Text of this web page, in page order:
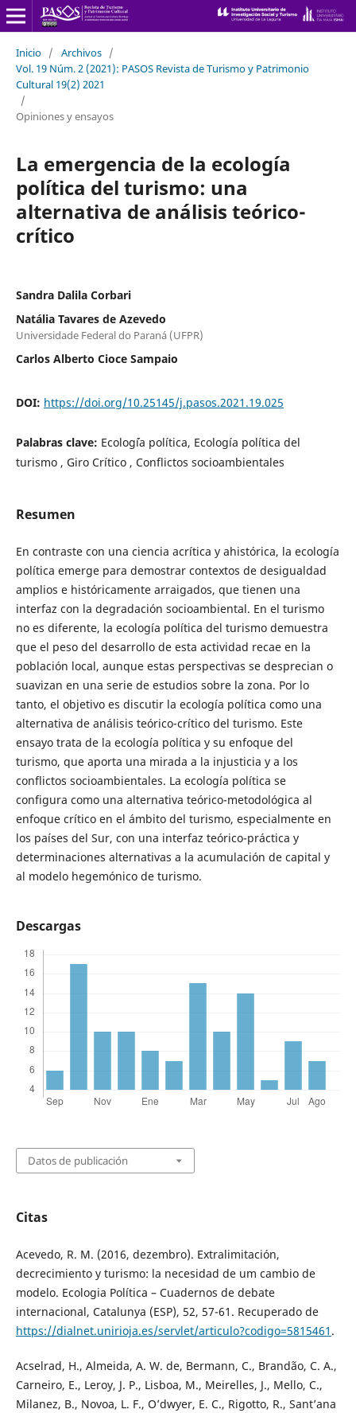
Inicio / Archivos /
Vol. 19 Núm. 2 (2021): PASOS Revista de Turismo y Patrimonio
Cultural 19(2) 2021
/
Opiniones y ensayos
La emergencia de la ecología
política del turismo: una
alternativa de análisis teórico-
crítico
Sandra Dalila Corbari
Natália Tavares de Azevedo
Universidade Federal do Paraná (UFPR)
Carlos Alberto Cioce Sampaio
DOI: https://doi.org/10.25145/j.pasos.2021.19.025
Palabras clave: Ecolog´ía política, Ecología política del
turismo , Giro Crítico , Conflictos socioambientales
Resumen
En contraste con una ciencia acrítica y ahistórica, la ecología
política emerge para demostrar contextos de desigualdad
amplios e históricamente arraigados, que tienen una
interfaz con la degradación socioambiental. En el turismo
no es diferente, la ecología política del turismo demuestra
que el peso del desarrollo de esta actividad recae en la
población local, aunque estas perspectivas se desprecian o
suavizan en una serie de estudios sobre la zona. Por lo
tanto, el objetivo es discutir la ecología política como una
alternativa de análisis teórico-crítico del turismo. Este
ensayo trata de la ecología política y su enfoque del
turismo, que aporta una mirada a la injusticia y a los
conflictos socioambientales. La ecología política se
configura como una alternativa teórico-metodológica al
enfoque crítico en el ámbito del turismo, especialmente en
los países del Sur, con una interfaz teórico-práctica y
determinaciones alternativas a la acumulación de capital y
al modelo hegemónico de turismo.
Descargas
Datos de publicación
Citas
Acevedo, R. M. (2016, dezembro). Extralimitación,
decrecimiento y turismo: la necesidad de um cambio de
modelo. Ecologia Política – Cuadernos de debate
internacional, Catalunya (ESP), 52, 57-61. Recuperado de
https://dialnet.unirioja.es/servlet/articulo?codigo=5815461 .
Acselrad, H., Almeida, A. W. de, Bermann, C., Brandão, C. A.,
Carneiro, E., Leroy, J. P., Lisboa, M., Meirelles, J., Mello, C.,
Milanez, B., Novoa, L. F., O’dwyer, E. C., Rigotto, R., Sant’ana